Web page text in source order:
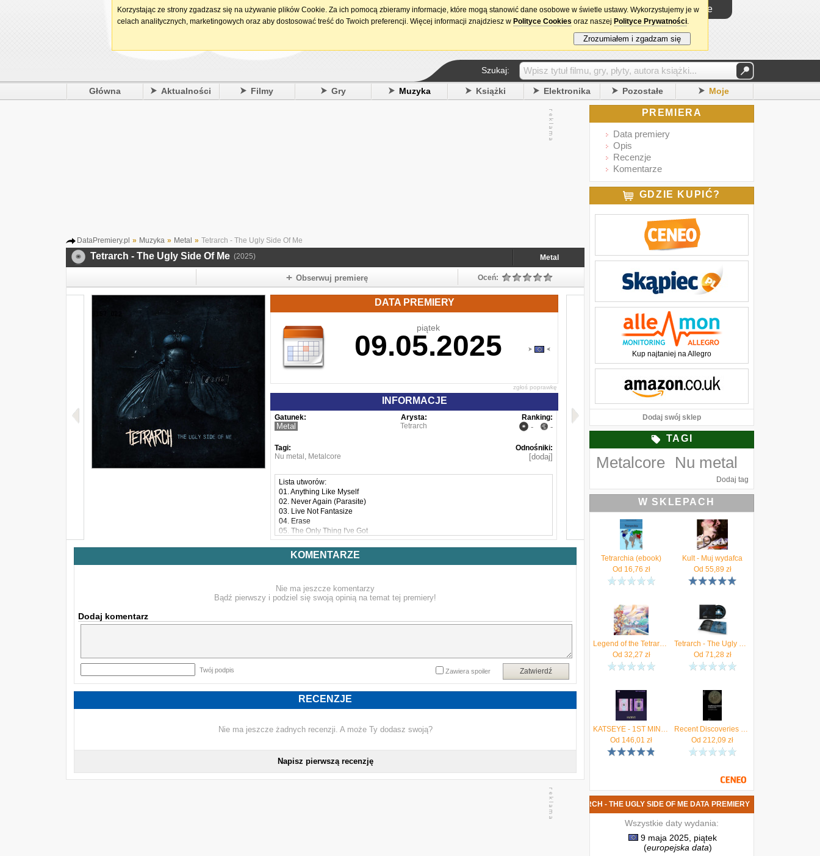
15. urodziny DataPremiery.pl Logowanie
Szukaj:
Główna Aktualności Filmy Gry Muzyka Książki Elektronika Pozostałe Moje
DataPremiery.pl » Muzyka » Metal » Tetrarch - The Ugly Side Of Me
Tetrarch - The Ugly Side Of Me (2025) Metal
Obserwuj premierę Oceń:
DATA PREMIERY
piątek
09.05.2025
zgłoś poprawkę
INFORMACJE
Gatunek:
Metal
Arysta:
Tetrarch
Ranking:
- -
Tagi:
Nu metal , Metalcore
Odnośniki:
[dodaj]
Lista utworów:
01. Anything Like Myself
02. Never Again (Parasite)
03. Live Not Fantasize
04. Erase
05. The Only Thing I've Got
06. Best Of Luck
07. Crawl
08. Cold
KOMENTARZE
Nie ma jeszcze komentarzy
Bądź pierwszy i podziel się swoją opinią na temat tej premiery!
Dodaj komentarz
Twój podpis Zatwierdź
Zawiera spoiler
RECENZJE
Nie ma jeszcze żadnych recenzji. A może Ty dodasz swoją?
Napisz pierwszą recenzję
PREMIERA
Data premiery
Opis
Recenzje
Komentarze
GDZIE KUPIĆ?
Kup najtaniej na Allegro
Dodaj swój sklep
TAGI
Metalcore Nu metal
Dodaj tag
W SKLEPACH
Tetrarchia (ebook)
Od 16,76 zł
Kult - Muj wydafca
Od 55,89 zł
Legend of the Tetrarchs (Digital)
Od 32,27 zł
Tetrarch - The Ugly Side Of Me (digipack) (CD)
Od 71,28zł
KATSEYE - 1ST MINI ALBUM (SIS (Soft Is Strong))
Od 146,01 zł
Recent Discoveries of Tetrarchic Hoards from Roman Britain and their Wider Context
Od 212,09 zł
NOWA PŁYTA TETRARCH - THE UGLY SIDE OF ME DATA PREMIERY
Wszystkie daty wydania:
9 maja 2025, piątek
(europejska data)
Korzystając ze strony zgadzasz się na używanie plików Cookie. Za ich pomocą zbieramy informacje, które mogą stanowić dane osobowe w świetle ustawy. Wykorzystujemy je w
celach analitycznych, marketingowych oraz aby dostosować treść do Twoich preferencji. Więcej informacji znajdziesz w Polityce Cookies oraz naszej Polityce Prywatności.
Zrozumiałem i zgadzam się